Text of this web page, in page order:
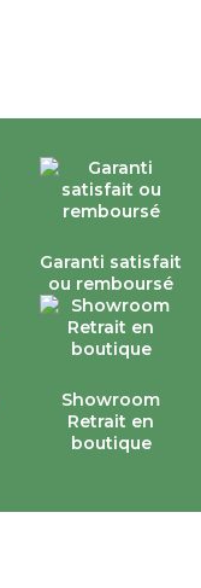
Garanti satisfait
ou remboursé
Showroom
Retrait en
boutique